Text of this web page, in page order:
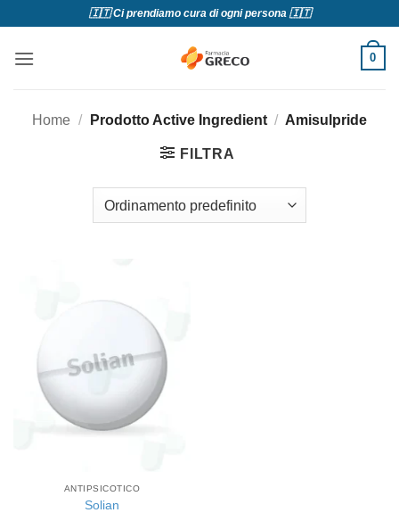
contenuti
🇮🇹 Ci prendiamo cura di ogni persona 🇮🇹
0
Home / Prodotto Active Ingredient / Amisulpride
FILTRA
ANTIPSICOTICO
Solian